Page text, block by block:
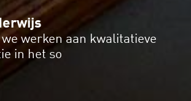
werken aan kwalitatieve
in het so